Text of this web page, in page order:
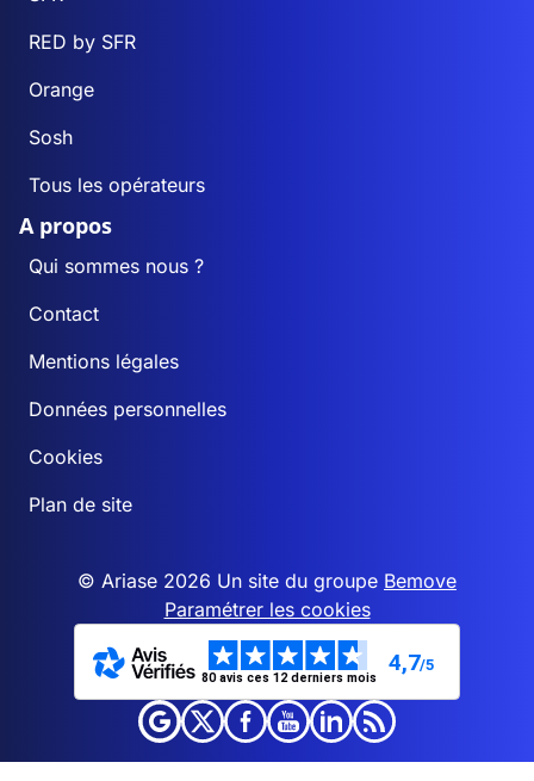
RED by SFR
Orange
Sosh
Tous les opérateurs
A propos
Qui sommes nous ?
Contact
Mentions légales
Données personnelles
Cookies
Plan de site
© Ariase 2026 Un site du groupe Bemove
Paramétrer les cookies
80 avis ces 12 derniers mois
4,7/5